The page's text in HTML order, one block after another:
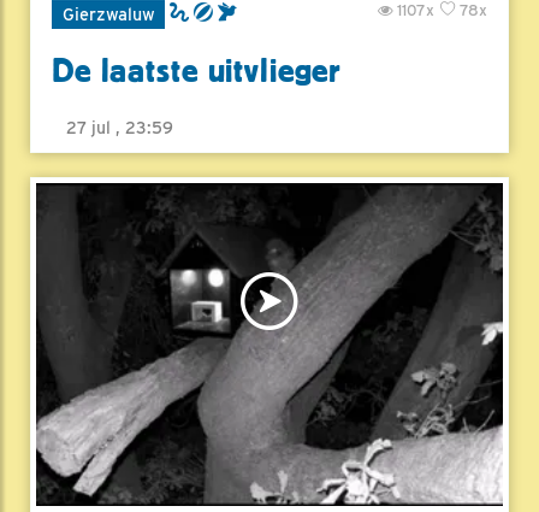
Gierzwaluw 78x
1107x
De laatste uitvlieger
27 jul , 23:59